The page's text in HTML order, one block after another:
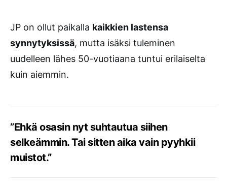
JP on ollut paikalla kaikkien lastensa
synnytyksissä, mutta isäksi tuleminen
uudelleen lähes 50-vuotiaana tuntui erilaiselta
kuin aiemmin.
”Ehkä osasin nyt suhtautua siihen
selkeämmin. Tai sitten aika vain pyyhkii
muistot.”